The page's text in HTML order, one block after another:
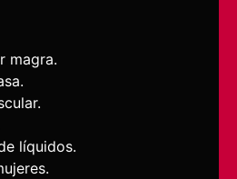
magra.
líquidos.